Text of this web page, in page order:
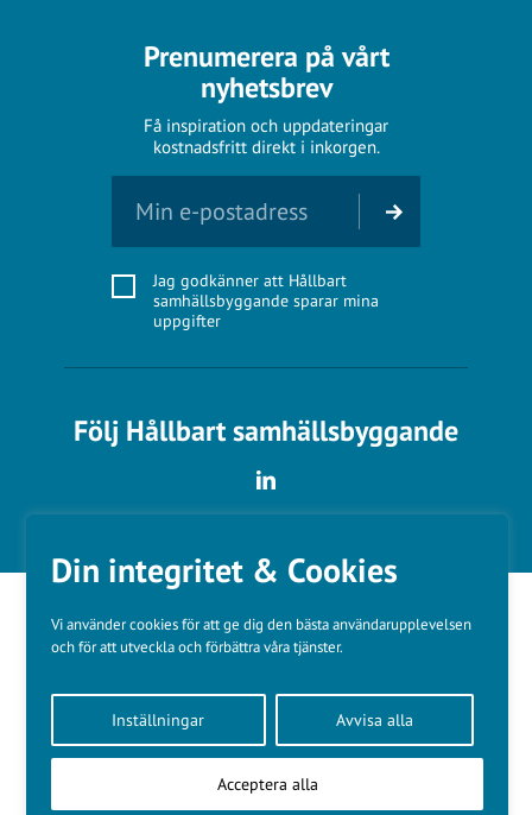
Din integritet & Cookies
Vi använder cookies för att ge dig den bästa användarupplevelsen
och för att utveckla och förbättra våra tjänster.
Inställningar Avvisa alla
Acceptera alla
Prenumerera på vårt
nyhetsbrev
Få inspiration och uppdateringar
kostnadsfritt direkt i inkorgen.
Jag godkänner att Hållbart
samhällsbyggande sparar mina
uppgifter
Följ Hållbart samhällsbyggande
Kundtjänst